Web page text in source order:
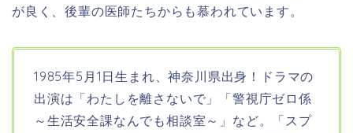
が良く、後輩の医師たちからも慕われています。
1985年5月1日生まれ、神奈川県出身！ドラマの
出演は「わたしを離さないで」「警視庁ゼロ係
～生活安全課なんでも相談室～」など。「スプ